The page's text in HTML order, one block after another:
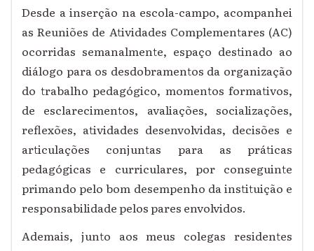
Desde a inserção na escola-campo, acompanhei
as Reuniões de Atividades Complementares (AC)
ocorridas semanalmente, espaço destinado ao
diálogo para os desdobramentos da organização
do trabalho pedagógico, momentos formativos,
de esclarecimentos, avaliações, socializações,
reflexões, atividades desenvolvidas, decisões e
articulações conjuntas para as práticas
pedagógicas e curriculares, por conseguinte
primando pelo bom desempenho da instituição e
responsabilidade pelos pares envolvidos.
Ademais, junto aos meus colegas residentes